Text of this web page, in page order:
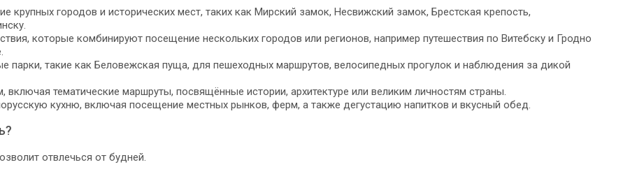
городов и исторических мест, таких как Мирский замок, Несвижский замок, Брестская крепость,
которые комбинируют посещение нескольких городов или регионов, например путешествия по Витебску и Гродно
парки, такие как Беловежская пуща, для пешеходных маршрутов, велосипедных прогулок и наблюдения за дикой
включая тематические маршруты, посвящённые истории, архитектуре или великим личностям страны.
кухню, включая посещение местных рынков, ферм, а также дегустацию напитков и вкусный обед.
отвлечься от будней.